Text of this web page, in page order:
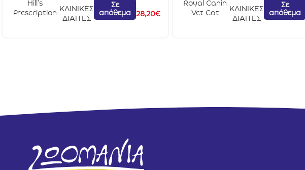
Hill’s
Prescription
ΚΛΙΝΙΚΕΣ
ΔΙΑΙΤΕΣ
Σε
απόθεμα
28,20€
Royal Canin
Vet Cat
ΚΛΙΝΙΚΕΣ
ΔΙΑΙΤΕΣ
Σε
απόθεμα